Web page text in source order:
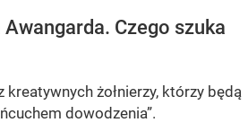
Czego szuka
kreatywnych żołnierzy, którzy będą
dowodzenia”.